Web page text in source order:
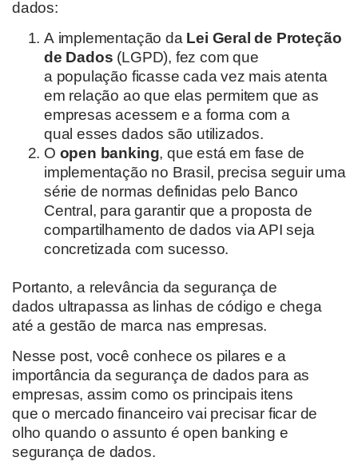
dados:
A implementação da Lei Geral de Proteção
de Dados (LGPD), fez com que
a população ficasse cada vez mais atenta
em relação ao que elas permitem que as
empresas acessem e a forma com a
qual esses dados são utilizados.
O open banking, que está em fase de
implementação no Brasil, precisa seguir uma
série de normas definidas pelo Banco
Central, para garantir que a proposta de
compartilhamento de dados via API seja
concretizada com sucesso.
Portanto,a relevância da segurança de
dados ultrapassa as linhas de código e chega
até a gestão de marca nas empresas.
Nesse post, você conhece os pilares e a
importância dasegurança de dados para as
empresas,assim como os principais itens
queo mercado financeirovai precisar ficar de
olho quando o assunto é open banking e
segurança de dados.